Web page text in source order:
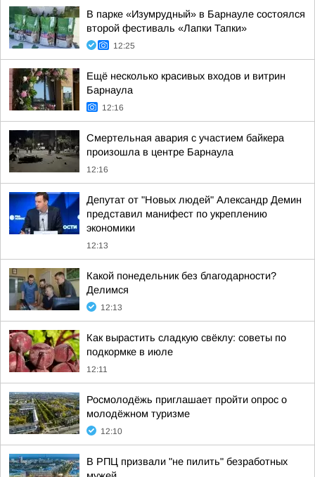
В парке «Изумрудный» в Барнауле состоялся
второй фестиваль «Лапки Тапки»
12:25
Ещё несколько красивых входов и витрин
Барнаула
12:16
Смертельная авария с участием байкера
произошла в центре Барнаула
12:16
Депутат от "Новых людей" Александр Демин
представил манифест по укреплению
экономики
12:13
Какой понедельник без благодарности?
Делимся
12:13
Как вырастить сладкую свёклу: советы по
подкормке в июле
12:11
Росмолодёжь приглашает пройти опрос о
молодёжном туризме
12:10
В РПЦ призвали "не пилить" безработных